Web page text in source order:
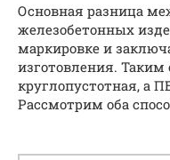
Основная разница
железобетонных
маркировке и
изготовления. Таким
круглопустотная, а
Рассмотрим оба